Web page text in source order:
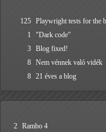
125 Playwright tests for the
1
"Dark code"
3 Blog fixed!
8 Nem vénnek való vidék
8 21 éves a blog
2 Rambo 4